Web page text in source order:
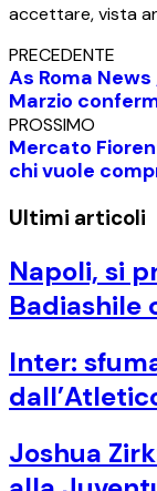
accettare, vista
PRECEDENTE
As Roma
Marzio
PROSSIMO
Mercato
chi vuole
Ultimi articoli
Napoli, si
Badiashile
Inter:
Joshua